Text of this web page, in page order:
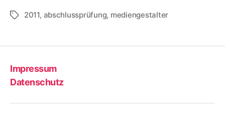
Schlagwörter
2011, abschlussprüfung, mediengestalter
Impressum
Datenschutz